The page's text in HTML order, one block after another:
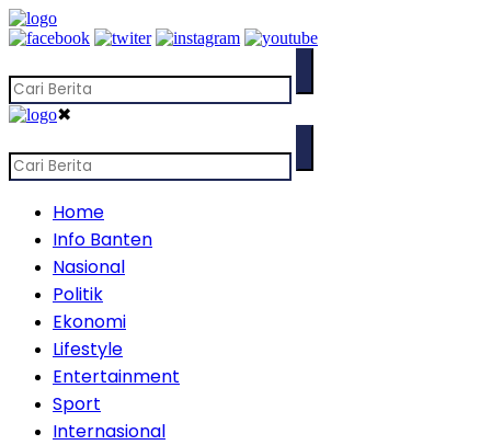
✖
Home
Info Banten
Nasional
Politik
Ekonomi
Lifestyle
Entertainment
Sport
Internasional